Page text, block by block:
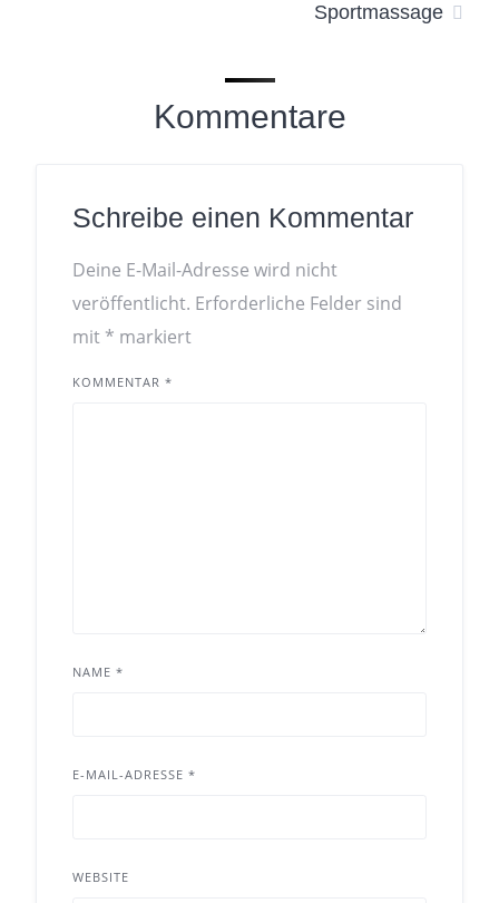
Sportmassage
Kommentare
Schreibe einen Kommentar
Deine E-Mail-Adresse wird nicht
veröffentlicht. Erforderliche Felder sind
mit * markiert
KOMMENTAR *
NAME *
E-MAIL-ADRESSE *
WEBSITE